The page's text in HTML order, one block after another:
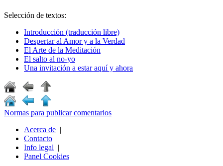
Selección de textos:
Introducción (traducción libre)
Despertar al Amor y a la Verdad
El Arte de la Meditación
El salto al no-yo
Una invitación a estar aquí y ahora
Normas para publicar comentarios
Acerca de |
Contacto |
Info legal |
Panel Cookies